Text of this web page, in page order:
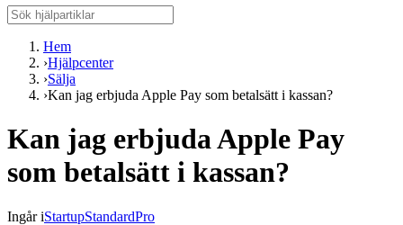
Hem
›Hjälpcenter
›Sälja
›Kan jag erbjuda Apple Pay som betalsätt i kassan?
Kan jag erbjuda Apple Pay
som betalsätt i kassan?
Ingår iStartupStandardPro